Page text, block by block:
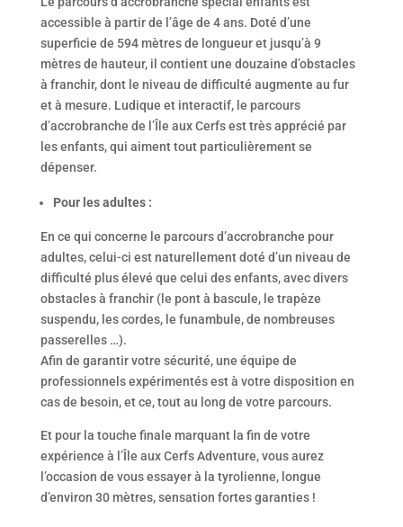
accessible à partir de l’âge de 4 ans. Doté d’une
superficie de 594 mètres de longueur et jusqu’à 9
mètres de hauteur, il contient une douzaine d’obstacles
à franchir, dont le niveau de difficulté augmente au fur
et à mesure. Ludique et interactif, le parcours
d’accrobranche de l’Île aux Cerfs est très apprécié par
les enfants, qui aiment tout particulièrement se
dépenser.
Pour les adultes :
En ce qui concerne le parcours d’accrobranche pour
adultes, celui-ci est naturellement doté d’un niveau de
difficulté plus élevé que celui des enfants, avec divers
obstacles à franchir (le pont à bascule, le trapèze
suspendu, les cordes, le funambule, de nombreuses
passerelles …).
Afin de garantir votre sécurité, une équipe de
professionnels expérimentés est à votre disposition en
cas de besoin, et ce, tout au long de votre parcours.
Et pour la touche finale marquant la fin de votre
expérience à l’Île aux Cerfs Adventure, vous aurez
l’occasion de vous essayer à la tyrolienne, longue
d’environ 30 mètres, sensation fortes garanties !